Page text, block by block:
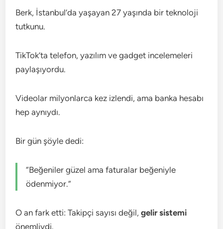
Berk, İstanbul’da yaşayan 27 yaşında bir teknoloji
tutkunu.
TikTok’ta telefon, yazılım ve gadget incelemeleri
paylaşıyordu.
Videolar milyonlarca kez izlendi, ama banka hesabı
hep aynıydı.
Bir gün şöyle dedi:
“Beğeniler güzel ama faturalar beğeniyle
ödenmiyor.”
O an fark etti: Takipçi sayısı değil,gelir sistemi
önemliydi.